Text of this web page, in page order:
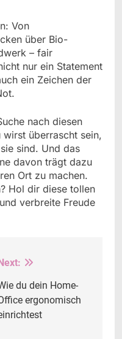
Von
über Bio-
– fair
nur ein Statement
ein Zeichen der
nach diesen
wirst überrascht sein,
sind. Und das
davon trägt dazu
Ort zu machen.
Hol dir diese tollen
verbreite Freude
du dein Home-
ergonomisch